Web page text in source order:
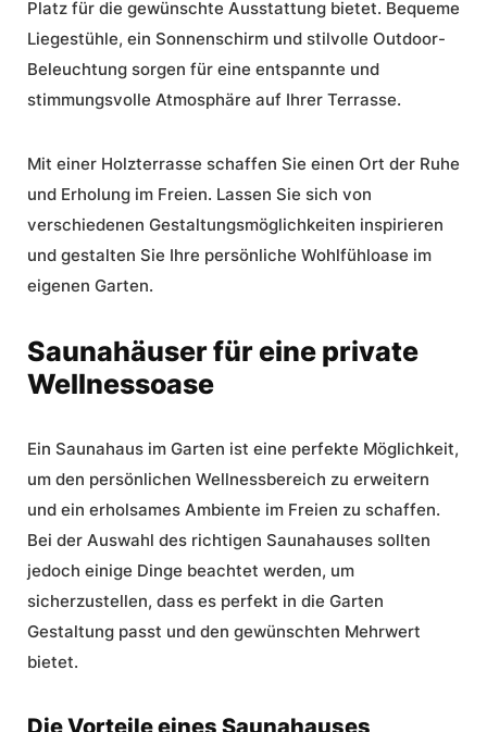
Platz für die gewünschte Ausstattung bietet. Bequeme
Liegestühle, ein Sonnenschirm und stilvolle Outdoor-
Beleuchtung sorgen für eine entspannte und
stimmungsvolle Atmosphäre auf Ihrer Terrasse.
Mit einer Holzterrasse schaffen Sie einen Ort der Ruhe
und Erholung im Freien. Lassen Sie sich von
verschiedenen Gestaltungsmöglichkeiten inspirieren
und gestalten Sie Ihre persönliche Wohlfühloase im
eigenen Garten.
Saunahäuser für eine private
Wellnessoase
Ein Saunahaus im Garten ist eine perfekte Möglichkeit,
um den persönlichen Wellnessbereich zu erweitern
und ein erholsames Ambiente im Freien zu schaffen.
Bei der Auswahl des richtigen Saunahauses sollten
jedoch einige Dinge beachtet werden, um
sicherzustellen, dass es perfekt in die Garten
Gestaltung passt und den gewünschten Mehrwert
bietet.